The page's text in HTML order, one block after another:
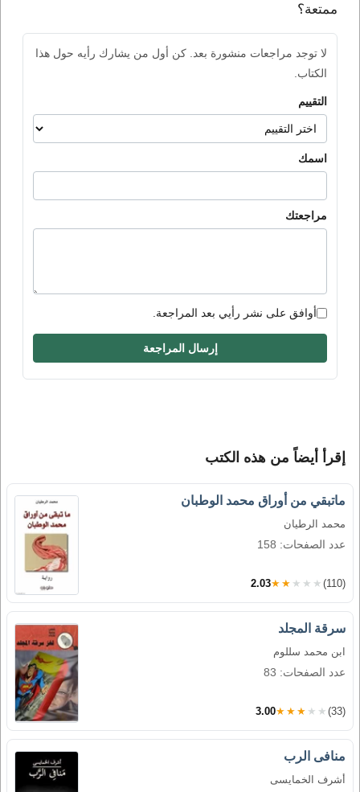
ممتعة؟
لا توجد مراجعات منشورة بعد. كن أول من يشارك رأيه حول هذا
الكتاب.
التقييم
اسمك
مراجعتك
أوافق على نشر رأيي بعد المراجعة.
إرسال المراجعة
إقرأ أيضاً من هذه الكتب
ماتبقي من أوراق محمد الوطبان
محمد الرطيان
عدد الصفحات: 158
2.03★★★★★ (110)
سرقة المجلد
ابن محمد سللوم
عدد الصفحات: 83
3.00★★★★★ (33)
منافى الرب
أشرف الخمايسى